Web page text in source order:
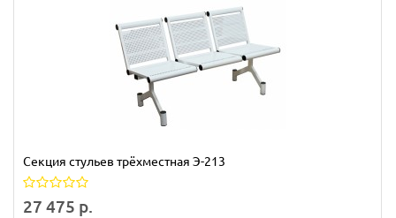
Секция стульев трёхместная Э-213
27 475 р.